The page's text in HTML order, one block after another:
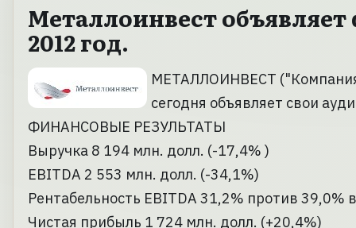
Металлоинвест
2012 год.
МЕТАЛЛОИНВЕСТ
сегодня объявляет свои
ФИНАНСОВЫЕ РЕЗУЛЬТАТЫ
Выручка 8 194 млн. долл. (-17,4% )
EBITDA 2 553 млн. долл. (-34,1%)
Рентабельность EBITDA 31,2% против 39,0%
Чистая прибыль 1 724 млн. долл. (+20,4%)